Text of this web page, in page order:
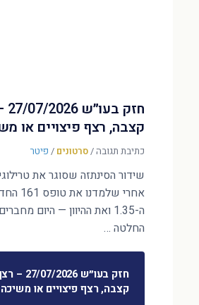
קצבה, רצף פיצויים או
כתיבת תגובה/סרטונים / פיטר
שידור הסינתזה שסוגר את
אחרי
ה-1.35 ואת ההיוון — היום
החלטה …
חזק בעו״ש 27/07/
קצבה, רצף פיצויים או משיכה